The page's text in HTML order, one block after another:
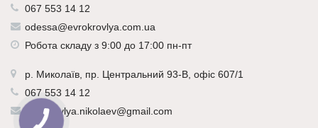
067 553 14 12
odessa@evrokrovlya.com.ua
Робота складу з 9:00 до 17:00 пн-пт
р. Миколаїв , пр. Центральний 93-В, офіс 607/1
067 553 14 12
evrokrovlya.nikolaev@gmail.com